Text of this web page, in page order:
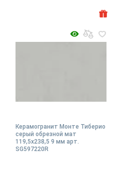
Керамогранит Монте Тиберио
серый обрезной мат
119,5x238,5 9 мм арт.
SG597220R